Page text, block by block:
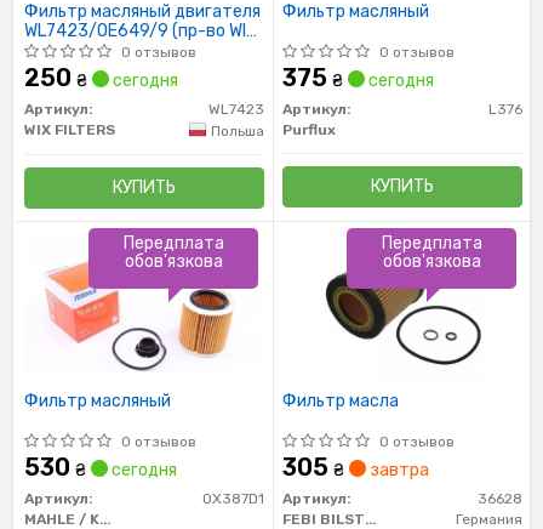
Фильтр масляный двигателя
WL7423/OE649/9 (пр-во WIX-
Filtron)
0 отзывов
250 ₴ сегодня
Артикул:
WL7423
WIX FILTERS
Польша
КУПИТЬ
Фильтр масляный
0 отзывов
375 ₴ сегодня
Артикул:
L376
Purflux
КУПИТЬ
Фильтр масляный
0 отзывов
530 ₴ сегодня
Артикул:
OX387D1
MAHLE / KNECHT
Передплата
обов'язкова
Фильтр масла
0 отзывов
305 ₴ завтра
Артикул:
36628
FEBI BILSTEIN
Германия
Передплата
обов'язкова